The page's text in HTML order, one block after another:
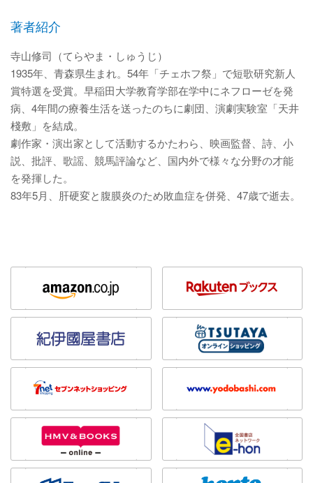
著者紹介
寺山修司（てらやま・しゅうじ）
1935年、青森県生まれ。54年「チェホフ祭」で短歌研究新人
賞特選を受賞。早稲田大学教育学部在学中にネフローゼを発
病、4年間の療養生活を送ったのちに劇団、演劇実験室「天井
棧敷」を結成。
劇作家・演出家として活動するかたわら、映画監督、詩、小
説、批評、歌謡、競馬評論など、国内外で様々な分野の才能
を発揮した。
83年5月、肝硬変と腹膜炎のため敗血症を併発、47歳で逝去。